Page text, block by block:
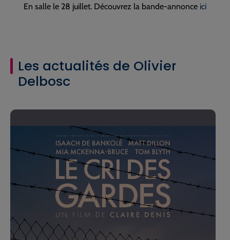
En salle le 28 juillet. Découvrez la bande-annonce ici
Les actualités de Olivier
Delbosc